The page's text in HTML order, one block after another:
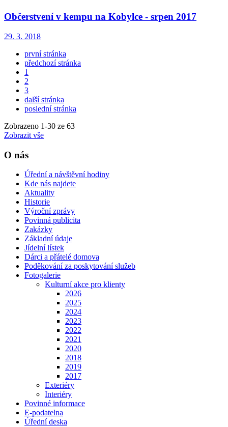
Občerstvení v kempu na Kobylce - srpen 2017
29. 3. 2018
první stránka
předchozí stránka
1
2
3
další stránka
poslední stránka
Zobrazeno 1-30 ze 63
Zobrazit vše
O nás
Úřední a návštěvní hodiny
Kde nás najdete
Aktuality
Historie
Výroční zprávy
Povinná publicita
Zakázky
Základní údaje
Jídelní lístek
Dárci a přátelé domova
Poděkování za poskytování služeb
Fotogalerie
Kulturní akce pro klienty
2026
2025
2024
2023
2022
2021
2020
2018
2019
2017
Exteriéry
Interiéry
Povinné informace
E-podatelna
Úřední deska